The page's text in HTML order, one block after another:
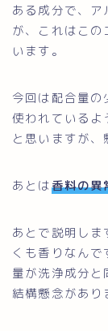
ある成分で、
が、これはこ
います。
今回は配合量
使われているよ
と思いますが、
あとは香料の異
あとで説明し
くも香りなん
量が洗浄成分
結構懸念があり